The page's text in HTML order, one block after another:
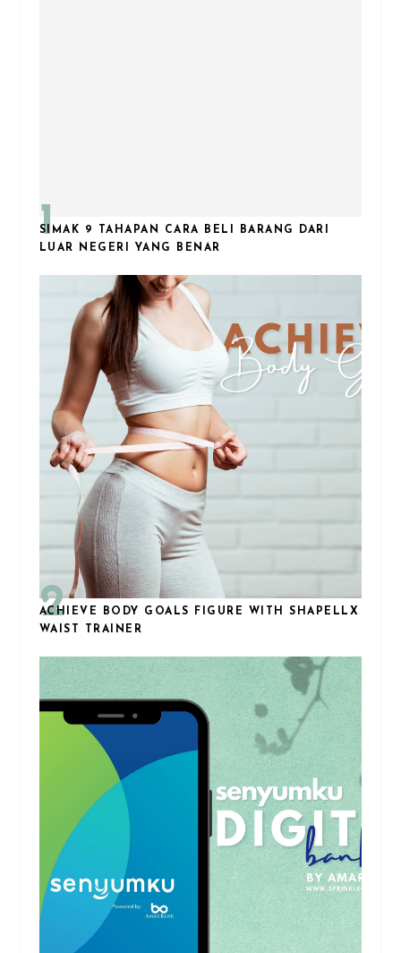
SIMAK 9 TAHAPAN CARA BELI BARANG DARI
LUAR NEGERI YANG BENAR
ACHIEVE BODY GOALS FIGURE WITH SHAPELLX
WAIST TRAINER